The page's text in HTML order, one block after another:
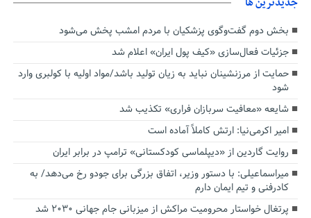
بخش دوم گفت‌وگوی پزشکیان با مردم امشب پخش می‌شود
جزئیات فعال‌سازی «کیف پول ایران» اعلام شد
حمایت از مرزنشینان نباید به زیان تولید باشد/مواد اولیه با کولبری وارد
شود
شایعه «معافیت سربازان فراری» تکذیب شد
امیر اکرمی‌نیا: ارتش کاملاً آماده است
روایت گاردین از «دیپلماسی کودکستانی» ترامپ در برابر ایران
میراسماعیلی: با دستور وزیر، اتفاق بزرگی برای جودو رخ می‌دهد/ به
کادرفنی و تیم ایمان دارم
پرتغال خواستار محرومیت مراکش از میزبانی جام جهانی ۲۰۳۰ شد